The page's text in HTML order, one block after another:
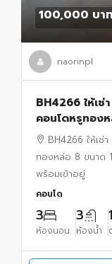
100,000 บาท
naorinpl
BH4266 ให้เ
คอนโดหรูทอง
ใกล้ BTS ทอง
BH4266 ให้เ
ทองหล่อ 8 ขนาด
พร้อมเข้าอยู่
คอนโด
3
ห้องนอน
3
ห้องน้ำ